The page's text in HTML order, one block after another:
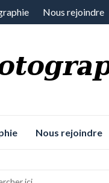
Nous rejoindre
Nous rejoindre